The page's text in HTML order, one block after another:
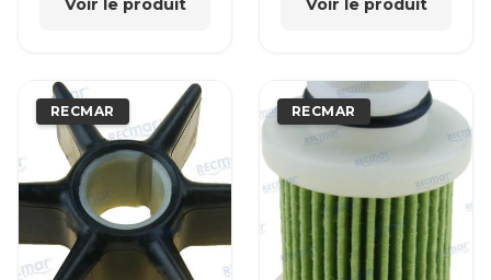
Voir le produit Voir le produit
RECMAR RECMAR